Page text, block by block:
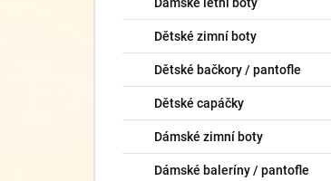
Dětské zimní boty
Dětské bačkory / pantofle
Dětské capáčky
Dámské zimní boty
Dámské baleríny / pantofle